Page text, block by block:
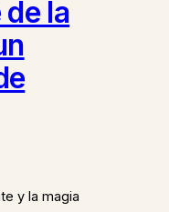
de la
y la magia